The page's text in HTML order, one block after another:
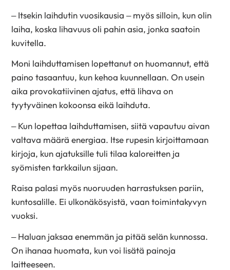
– Itsekin laihdutin vuosikausia – myös silloin, kun olin
laiha, koska lihavuus oli pahin asia, jonka saatoin
kuvitella.
Moni laihduttamisen lopettanut on huomannut, että
paino tasaantuu, kun kehoa kuunnellaan. On usein
aika provokatiivinen ajatus, että lihava on
tyytyväinen kokoonsa eikä laihduta.
– Kun lopettaa laihduttamisen, siitä vapautuu aivan
valtava määrä energiaa. Itse rupesin kirjoittamaan
kirjoja, kun ajatuksille tuli tilaa kaloreitten ja
syömisten tarkkailun sijaan.
Raisa palasi myös nuoruuden harrastuksen pariin,
kuntosalille. Ei ulkonäkösyistä, vaan toimintakyvyn
vuoksi.
– Haluan jaksaa enemmän ja pitää selän kunnossa.
On ihanaa huomata, kun voi lisätä painoja
laitteeseen.